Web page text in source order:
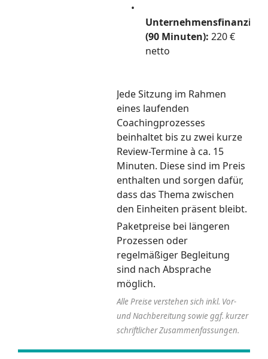
•
(90 Minuten):220 €
netto
Jede Sitzung im Rahmen
eines laufenden
Coachingprozesses
beinhaltet bis zu zwei kurze
Review-Termine à ca. 15
Minuten. Diese sind im Preis
enthalten und sorgen dafür,
dass das Thema zwischen
den Einheiten präsent bleibt.
Paketpreise bei längeren
Prozessen oder
regelmäßiger Begleitung
sind nach Absprache
möglich.
Alle Preise verstehen sich inkl. Vor-
und Nachbereitung sowie ggf. kurzer
schriftlicher Zusammenfassungen.